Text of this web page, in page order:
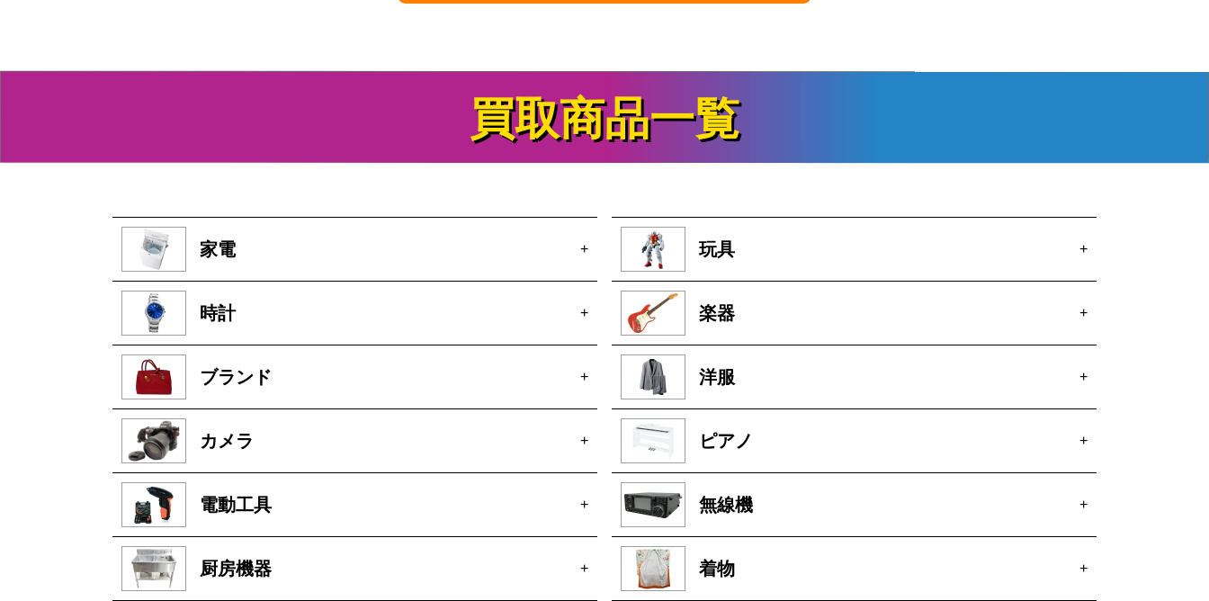
買取商品一覧
家電 +
時計 +
ブランド +
カメラ +
電動工具 +
厨房機器 +
玩具 +
楽器 +
洋服 +
ピアノ +
無線機 +
着物 +